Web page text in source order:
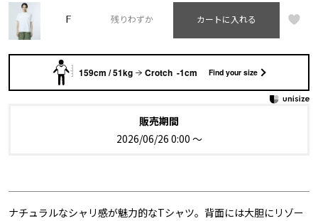
F 残りわずか カートに入れる
159cm / 51kg Crotch -1cm Find your size
販売期間
2026/06/26 0:00 〜
ナチュラルなシャリ感が魅力的なTシャツ。背面には大胆にリゾー